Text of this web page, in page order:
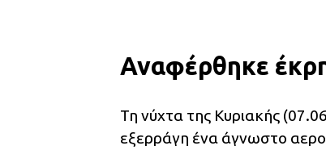
Αναφέρθηκε
Τη νύχτα της Κυριακής
εξερράγη ένα άγνωστο